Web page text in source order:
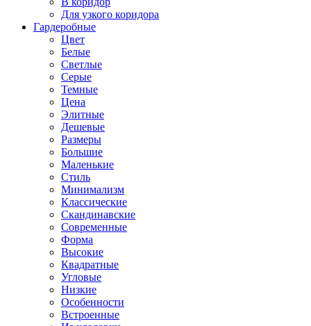
Для узкого коридора
Гардеробные
Цвет
Белые
Светлые
Серые
Темные
Цена
Элитные
Дешевые
Размеры
Большие
Маленькие
Стиль
Минимализм
Классические
Скандинавские
Современные
Форма
Высокие
Квадратные
Угловые
Низкие
Особенности
Встроенные